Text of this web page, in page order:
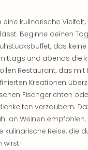
eine kulinarische Vielfalt,
Beginne deinen
das
und abends die
Restaurant, das mit
Kreationen
Fischgerichten
verzaubern.
an Weinen empfohlen.
kulinarische Reise, die
wirst!